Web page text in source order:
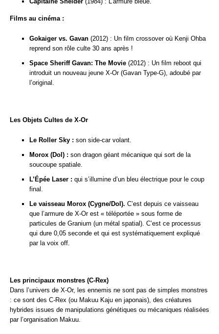
Films au cinéma :
Gokaiger vs. Gavan (2012) : Un film crossover où Kenji Ohba
reprend son rôle culte 30 ans après !
Space Sheriff Gavan: The Movie (2012) : Un film reboot qui
introduit un nouveau jeune X-Or (Gavan Type-G), adoubé par
l’original.
Les Objets Cultes de X-Or
Le Roller Sky : son side-car volant.
Morox (Dol) : son dragon géant mécanique qui sort de la
soucoupe spatiale.
L’Épée Laser : qui s’illumine d’un bleu électrique pour le coup
final.
Le vaisseau Morox (Cygne/Dol). C’est depuis ce vaisseau
que l’armure de X-Or est « téléportée » sous forme de
particules de Granium (un métal spatial). C’est ce processus
qui dure 0,05 seconde et qui est systématiquement expliqué
par la voix off.
Les principaux monstres (C-Rex)
Dans l’univers de X-Or, les ennemis ne sont pas de simples monstres
: ce sont des C-Rex (ou Makuu Kaju en japonais), des créatures
hybrides issues de manipulations génétiques ou mécaniques réalisées
par l’organisation Makuu.